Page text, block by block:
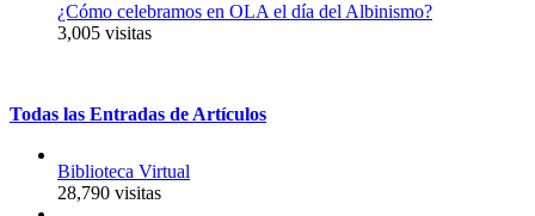
¿Cómo celebramos en OLA el día del Albinismo?
3,005 visitas
Todas las Entradas de Artículos
Biblioteca Virtual
28,790 visitas